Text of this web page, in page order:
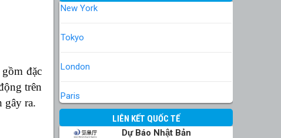
đặc
trên
gây ra.
New York
Tokyo
London
Paris
LIÊN KẾT QUỐC TẾ
Dự Báo Nhật Bản